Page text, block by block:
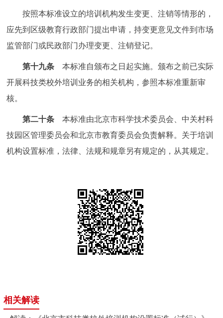
按照本标准设立的培训机构发生变更、注销等情形的，
应先到区级教育行政部门提出申请，持变更意见文件到市场
监管部门或民政部门办理变更、注销登记。
第十九条本标准自颁布之日起实施。颁布之前已实际
开展科技类校外培训业务的相关机构，参照本标准重新审
核。
第二十条本标准由北京市科学技术委员会、中关村科
技园区管理委员会和北京市教育委员会负责解释。关于培训
机构设置标准，法律、法规和规章另有规定的，从其规定。
相关解读